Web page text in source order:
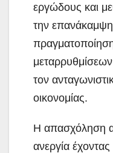
εργώδους και
την επανάκαμψη
τον
οικονομίας.
Η απασχόληση
ανεργία